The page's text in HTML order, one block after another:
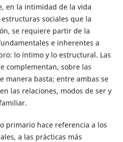
en la intimidad de la vida
sociales que la
se requiere partir de la
e inherentes a
lo íntimo y lo estructural. Las
complementan, sobre las
manera basta; entre ambas se
las relaciones, modos de ser y
primario hace referencia a los
a las prácticas más